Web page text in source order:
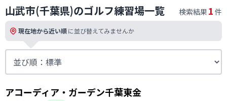
山武市(千葉県)のゴルフ練習場一覧 検索結果 1 件
現在地から近い順に並び替えてみませんか
アコーディア・ガーデン千葉東金